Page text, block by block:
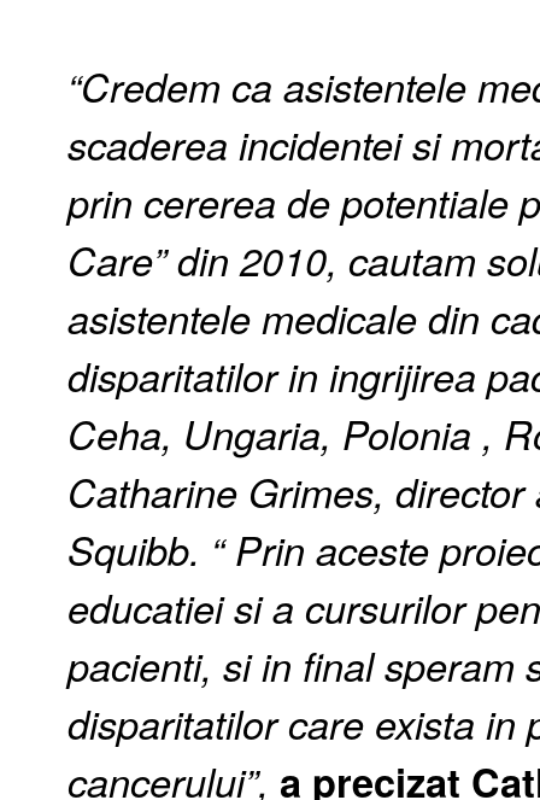
“Credem ca asistentele
scaderea incidentei si
prin cererea de potentiale
Care” din 2010, cautam
asistentele medicale din
disparitatilor in ingrijirea
Ceha, Ungaria, Polonia ,
Catharine Grimes,
Squibb. “ Prin aceste
educatiei si a cursurilor
pacienti, si in final speram
disparitatilor care exista in
cancerului”, a precizat